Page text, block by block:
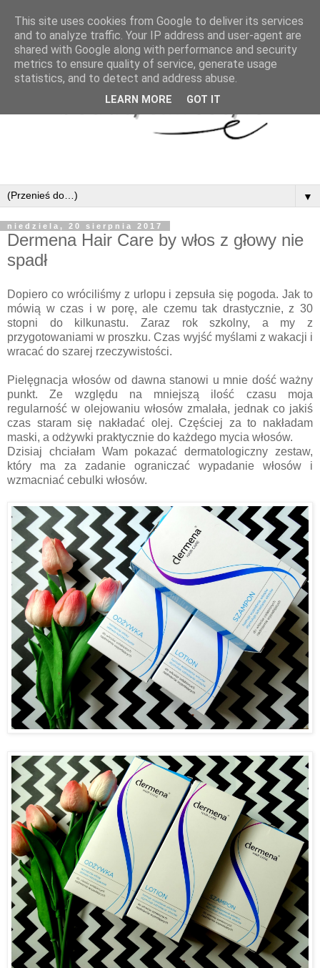
▼
niedziela, 20 sierpnia 2017
Dermena Hair Care by włos z głowy nie
spadł
Dopiero co wróciliśmy z urlopu i zepsuła się pogoda. Jak to
mówią w czas i w porę, ale czemu tak drastycznie, z 30
stopni do kilkunastu. Zaraz rok szkolny, a my z
przygotowaniami w proszku. Czas wyjść myślami z wakacji i
wracać do szarej rzeczywistości.
Pielęgnacja włosów od dawna stanowi u mnie dość ważny
punkt. Ze względu na mniejszą ilość czasu moja
regularność w olejowaniu włosów zmalała, jednak co jakiś
czas staram się nakładać olej. Częściej za to nakładam
maski, a odżywki praktycznie do każdego mycia włosów.
Dzisiaj chciałam Wam pokazać dermatologiczny zestaw,
który ma za zadanie ograniczać wypadanie włosów i
wzmacniać cebulki włosów.
This site uses cookies from Google to deliver its services
and to analyze traffic. Your IP address and user-agent are
shared with Google along with performance and security
metrics to ensure quality of service, generate usage
statistics, and to detect and address abuse.
LEARN MORE GOT IT